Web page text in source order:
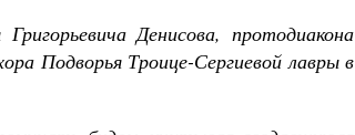
Денисова, протодиакона
Подворья Троице-Сергиевой лавры в